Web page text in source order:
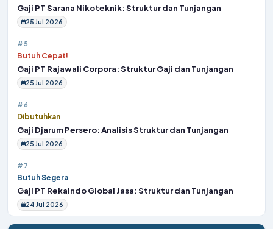
Gaji PT Sarana Nikoteknik: Struktur dan Tunjangan
25 Jul 2026
#5
Butuh Cepat!
Gaji PT Rajawali Corpora: Struktur Gaji dan Tunjangan
25 Jul 2026
#6
Dibutuhkan
Gaji Djarum Persero: Analisis Struktur dan Tunjangan
25 Jul 2026
#7
Butuh Segera
Gaji PT Rekaindo Global Jasa: Struktur dan Tunjangan
24 Jul 2026